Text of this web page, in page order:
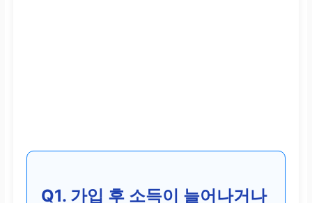
Q1. 가입 후 소득이 늘어나거나